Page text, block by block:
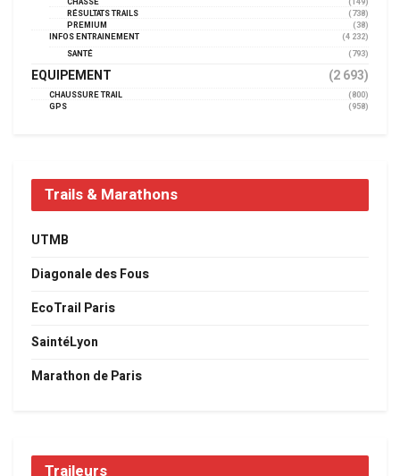
RÉSULTATS TRAILS
(738)
PREMIUM
(38)
INFOS ENTRAINEMENT
(4 232)
SANTÉ
(793)
EQUIPEMENT (2 693)
CHAUSSURE TRAIL
(800)
GPS
(958)
Trails & Marathons
UTMB
Diagonale des Fous
EcoTrail Paris
SaintéLyon
Marathon de Paris
Traileurs